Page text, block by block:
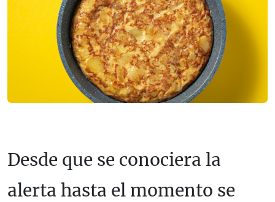
Desde que se conociera la
alerta hasta el momento se